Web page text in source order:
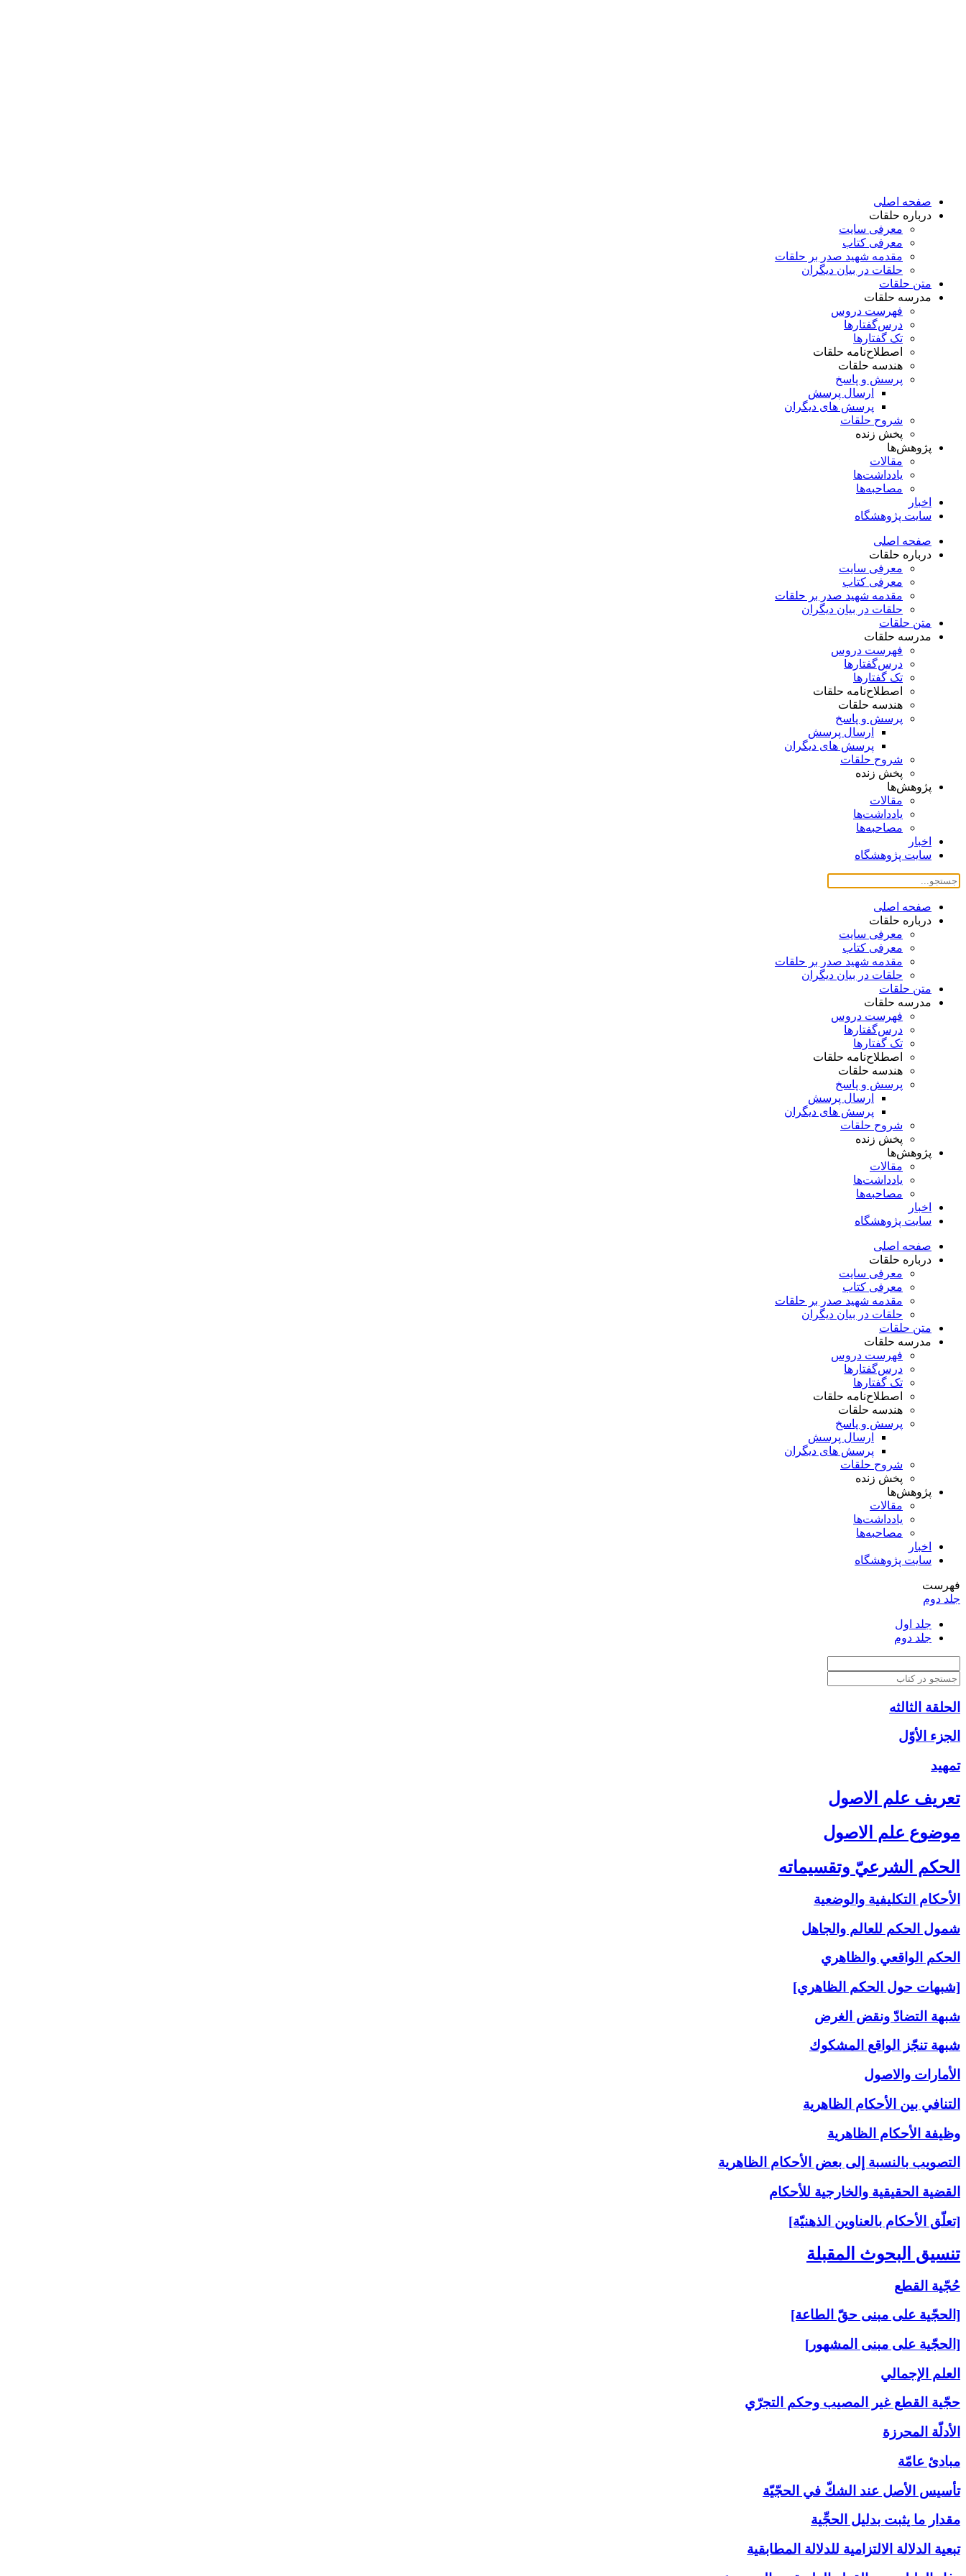
صفحه اصلی
درباره حلقات
معرفی سایت
معرفی کتاب
مقدمه شهید صدر بر حلقات
حلقات در بیان دیگران
متن حلقات
مدرسه حلقات
فهرست دروس
درس‌گفتار‌ها
تک گفتارها
اصطلاح‌نامه حلقات
هندسه حلقات
پرسش و پاسخ
ارسال پرسش
پرسش های دیگران
شروح حلقات
پخش زنده
پژوهش‌ها
مقالات
یادداشت‌ها
مصاحبه‌ها
اخبار
سایت پژوهشگاه
صفحه اصلی
درباره حلقات
معرفی سایت
معرفی کتاب
مقدمه شهید صدر بر حلقات
حلقات در بیان دیگران
متن حلقات
مدرسه حلقات
فهرست دروس
درس‌گفتار‌ها
تک گفتارها
اصطلاح‌نامه حلقات
هندسه حلقات
پرسش و پاسخ
ارسال پرسش
پرسش های دیگران
شروح حلقات
پخش زنده
پژوهش‌ها
مقالات
یادداشت‌ها
مصاحبه‌ها
اخبار
سایت پژوهشگاه
صفحه اصلی
درباره حلقات
معرفی سایت
معرفی کتاب
مقدمه شهید صدر بر حلقات
حلقات در بیان دیگران
متن حلقات
مدرسه حلقات
فهرست دروس
درس‌گفتار‌ها
تک گفتارها
اصطلاح‌نامه حلقات
هندسه حلقات
پرسش و پاسخ
ارسال پرسش
پرسش های دیگران
شروح حلقات
پخش زنده
پژوهش‌ها
مقالات
یادداشت‌ها
مصاحبه‌ها
اخبار
سایت پژوهشگاه
صفحه اصلی
درباره حلقات
معرفی سایت
معرفی کتاب
مقدمه شهید صدر بر حلقات
حلقات در بیان دیگران
متن حلقات
مدرسه حلقات
فهرست دروس
درس‌گفتار‌ها
تک گفتارها
اصطلاح‌نامه حلقات
هندسه حلقات
پرسش و پاسخ
ارسال پرسش
پرسش های دیگران
شروح حلقات
پخش زنده
پژوهش‌ها
مقالات
یادداشت‌ها
مصاحبه‌ها
اخبار
سایت پژوهشگاه
فهرست
جلد دوم
جلد اول
جلد دوم
الحلقة الثالثه
الجزء الأوّل‏
تمهيد
تعريف علم الاصول‏
موضوع علم الاصول‏
الحكم الشرعيّ وتقسيماته‏
الأحكام التكليفية والوضعية
شمول الحكم للعالم والجاهل
الحكم الواقعي والظاهري
[شبهات حول الحكم الظاهري]
شبهة التضادّ ونقض الغرض
شبهة تنجّز الواقع المشكوك
الأمارات والاصول
التنافي بين الأحكام الظاهرية
وظيفة الأحكام الظاهرية
التصويب بالنسبة إلى‏ بعض الأحكام الظاهرية
القضية الحقيقية والخارجية للأحكام
[تعلّق الأحكام بالعناوين الذهنيّة]
تنسيق البحوث المقبلة
حُجّية القطع
[الحجّية على مبنى حقّ الطاعة]
[الحجّية على مبنى المشهور]
العلم الإجمالي
حجّية القطع غير المصيب وحكم التجرّي
الأدلّة المحرزة
مبادئ عامّة
تأسيس الأصل عند الشكّ في الحجّيّة
مقدار ما يثبت بدليل الحجِّية
تبعية الدلالة الالتزامية للدلالة المطابقية